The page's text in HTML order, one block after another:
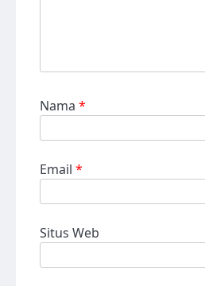
Nama *
Email *
Situs Web